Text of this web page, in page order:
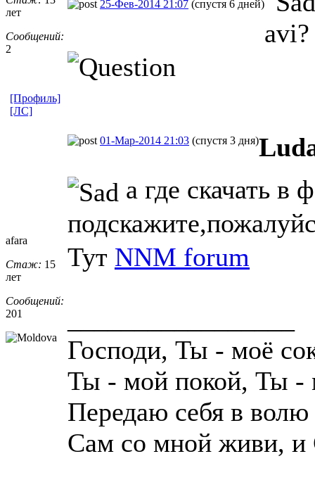
лет
Сообщений:
2
25-Фев-2014 21:07 (спустя 6 дней)
[Профиль]
[ЛС]
afara
Стаж: 15
лет
Сообщений:
201
01-Мар-2014 21:03 (спустя 3 дня)
а где скачать в
Тут NNM forum
Господи, Ты - моё
Ты - мой покой, Ты -
Передаю себя в
Сам со мной живи, и